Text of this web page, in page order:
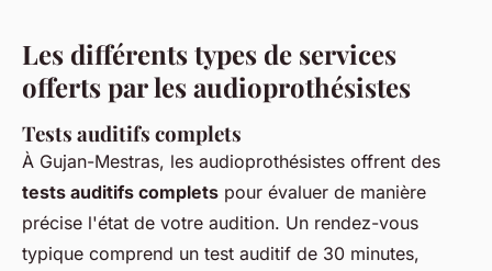
Les différents types de services
offerts par les audioprothésistes
Tests auditifs complets
À Gujan-Mestras, les audioprothésistes offrent des
tests auditifs complets pour évaluer de manière
précise l'état de votre audition. Un rendez-vous
typique comprend un test auditif de 30 minutes,